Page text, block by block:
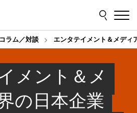
コラム／対談 エンタテイメント＆メディ
メント＆メ
の日本企業